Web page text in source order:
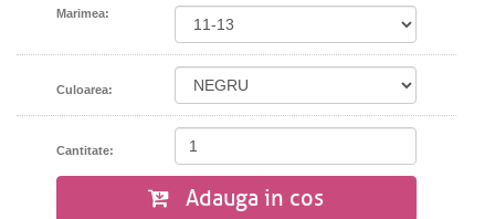
Marimea:
Culoarea:
Cantitate:
Adauga in cos